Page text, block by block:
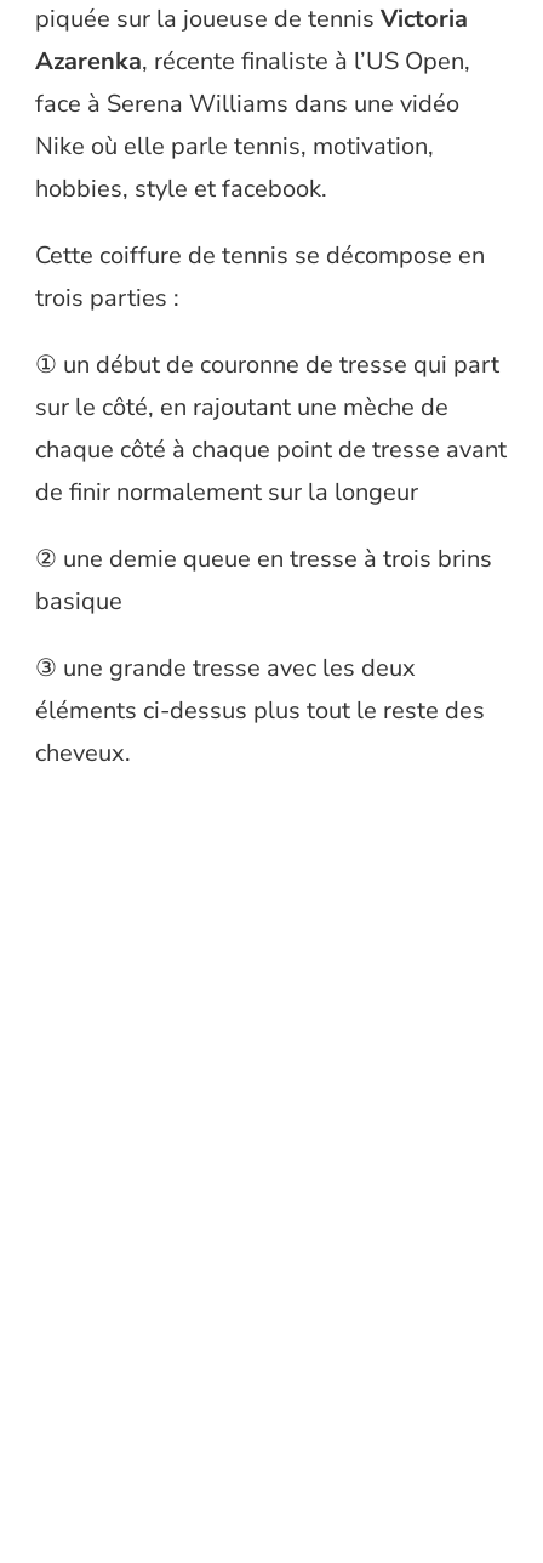
piquée sur la joueuse de tennis Victoria
Azarenka, récente finaliste à l’US Open,
face à Serena Williams dans une vidéo
Nike où elle parle tennis, motivation,
hobbies, style et facebook.
Cette coiffure de tennis se décompose en
trois parties :
① un début de couronne de tresse qui part
sur le côté, en rajoutant une mèche de
chaque côté à chaque point de tresse avant
de finir normalement sur la longeur
② une demie queue en tresse à trois brins
basique
③ une grande tresse avec les deux
éléments ci-dessus plus tout le reste des
cheveux.